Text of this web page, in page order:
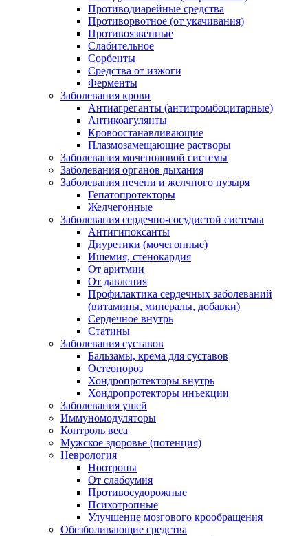
Противодиарейные средства
Противорвотное (от укачивания)
Противоязвенные
Слабительное
Сорбенты
Средства от изжоги
Ферменты
Заболевания крови
Антиагреганты (антитромбоцитарные)
Антикоагулянты
Кровоостанавливающие
Плазмозамещающие растворы
Заболевания мочеполовой системы
Заболевания органов дыхания
Заболевания печени и желчного пузыря
Гепатопротекторы
Желчегонные
Заболевания сердечно-сосудистой системы
Антигипоксанты
Диуретики (мочегонные)
Ишемия, стенокардия
От аритмии
От давления
Профилактика сердечных заболеваний
(витамины, минералы, добавки)
Сердечное внутрь
Статины
Заболевания суставов
Бальзамы, крема для суставов
Остеопороз
Хондропротекторы внутрь
Хондропротекторы инъекции
Заболевания ушей
Иммуномодуляторы
Контроль веса
Мужское здоровье (потенция)
Неврология
Ноотропы
От слабоумия
Противосудорожные
Психотропные
Улучшение мозгового крообращения
Обезболивающие средства